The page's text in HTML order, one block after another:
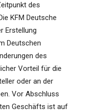
des
KFM Deutsche
Erstellung
Deutschen
des
Vorteil für die
oder an der
Vor Abschluss
Geschäfts ist auf